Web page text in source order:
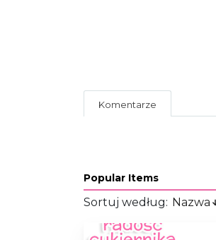
Komentarze
Popular Items
Sortuj według: Nazwa